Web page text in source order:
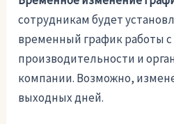
сотрудникам будет
временный график работы
производительности и
компании. Возможно,
выходных дней.